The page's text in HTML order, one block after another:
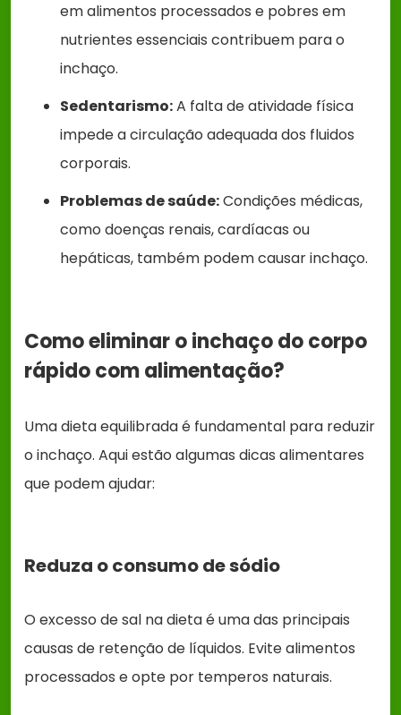
em alimentos processados e pobres em
nutrientes essenciais contribuem para o
inchaço.
Sedentarismo:A falta de atividade física
impede a circulação adequada dos fluidos
corporais.
Problemas de saúde:Condições médicas,
como doenças renais, cardíacas ou
hepáticas, também podem causar inchaço.
Como eliminar o inchaço do corpo
rápido com alimentação?
Uma dieta equilibrada é fundamental para reduzir
o inchaço. Aqui estão algumas dicas alimentares
que podem ajudar:
Reduza o consumo de sódio
O excesso de sal na dieta é uma das principais
causas de retenção de líquidos. Evite alimentos
processados e opte por temperos naturais.